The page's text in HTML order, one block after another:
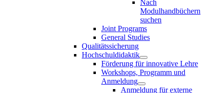
Nach
Modulhandbüchern
suchen
Joint Programs
General Studies
Qualitätssicherung
Hochschuldidaktik
Förderung für innovative Lehre
Workshops, Programm und
Anmeldung
Anmeldung für externe